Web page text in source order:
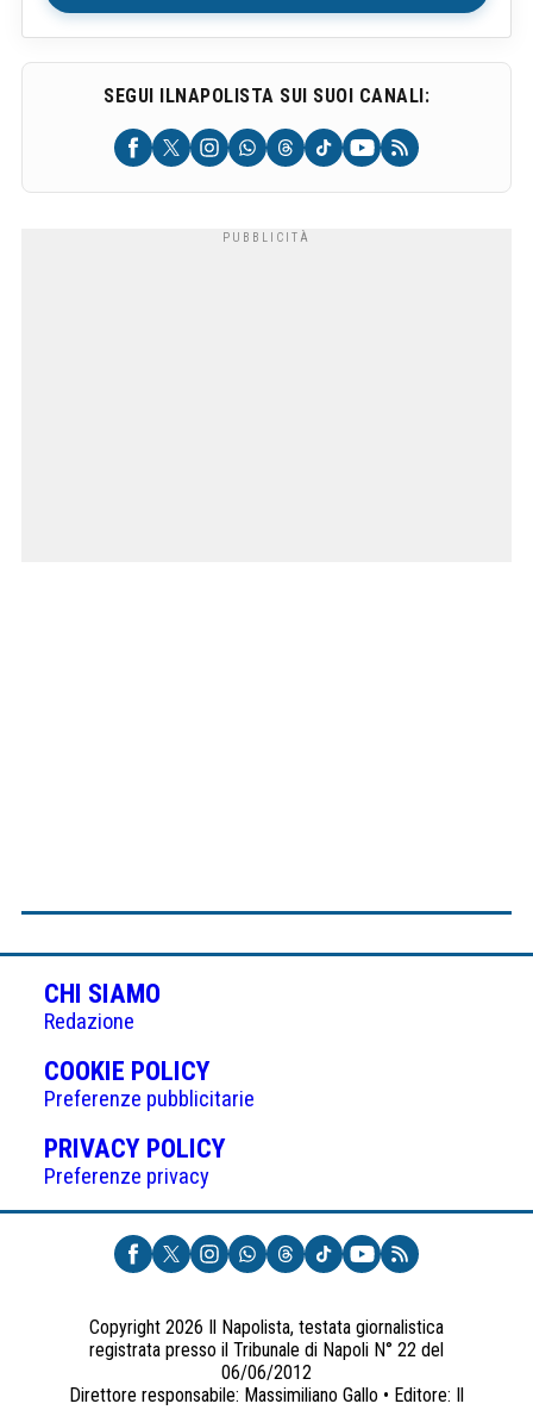
SEGUI ILNAPOLISTA SUI SUOI CANALI:
CHI SIAMO
Redazione
COOKIE POLICY(APRE
IN
UNA
NUOVA
Preferenze pubblicitarie
PRIVACY POLICY(APRE
UNA
NUOVA
SCHEDA)
Preferenze privacy
Copyright 2026 Il Napolista, testata giornalistica
registrata presso il Tribunale di Napoli N° 22 del
06/06/2012
Direttore responsabile: Massimiliano Gallo • Editore: Il